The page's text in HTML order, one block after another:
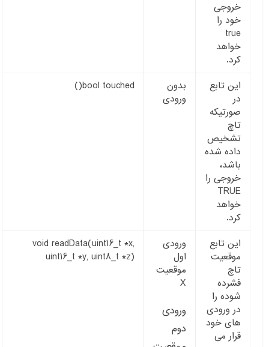
خروجی
خود را
true
خواهد
کرد.
این تابع
در
صورتیکه
تاچ
تشخیص
داده شده
باشد،
خروجی را
TRUE
خواهد
کرد.
بدون
ورودی
bool touched()
این تابع
موقعیت
تاچ
فشرده
شوده را
در ورودی
های خود
قرار می
ورودی
اول
موقعیت
X
ورودی
دوم
void readData(uint16_t *x,
uint16_t *y, uint8_t *z)